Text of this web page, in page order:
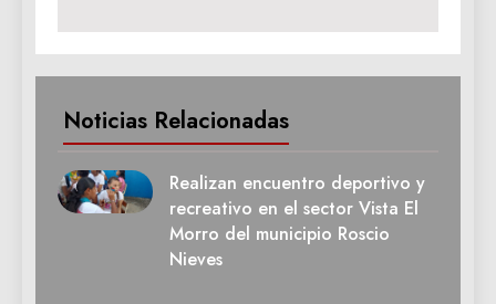
Noticias Relacionadas
Realizan encuentro deportivo y
recreativo en el sector Vista El
Morro del municipio Roscio
Nieves